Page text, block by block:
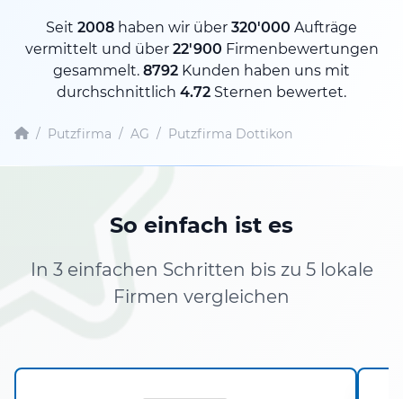
Seit 2008 haben wir über 320'000 Aufträge
vermittelt und über 22'900 Firmenbewertungen
gesammelt. 8792 Kunden haben uns mit
durchschnittlich 4.72 Sternen bewertet.
/ Putzfirma / AG / Putzfirma Dottikon
So einfach ist es
In 3 einfachen Schritten bis zu 5 lokale
Firmen vergleichen